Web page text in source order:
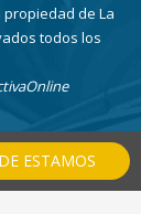
de La
todos los
ESTAMOS